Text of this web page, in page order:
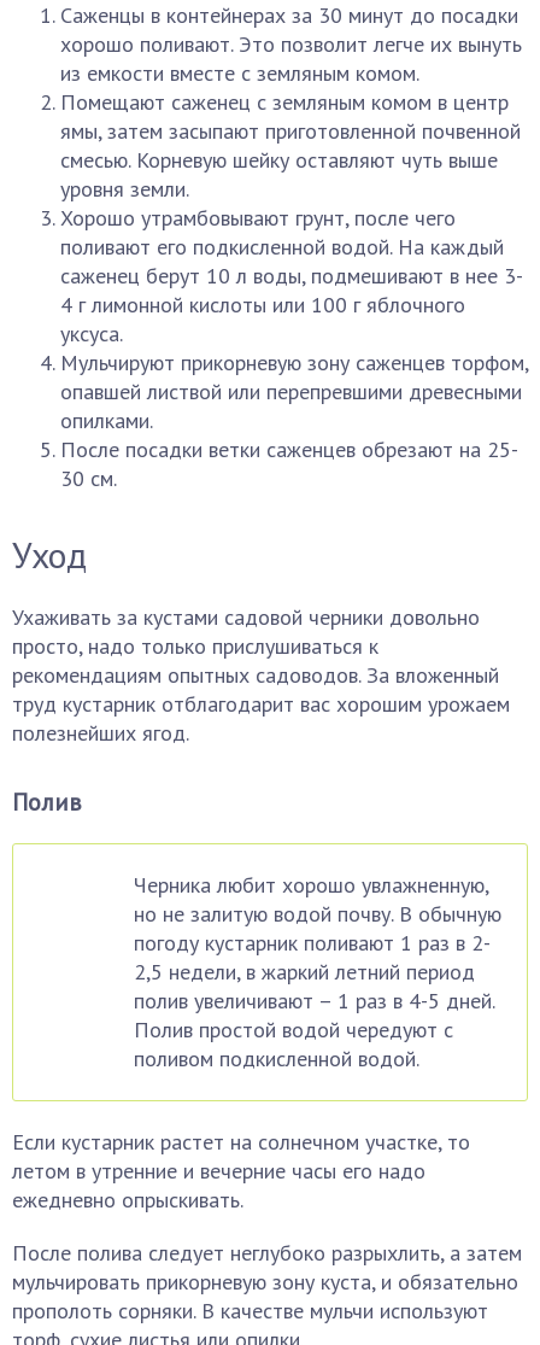
Саженцы в контейнерах за 30 минут до посадки
хорошо поливают. Это позволит легче их вынуть
из емкости вместе с земляным комом.
Помещают саженец с земляным комом в центр
ямы, затем засыпают приготовленной почвенной
смесью. Корневую шейку оставляют чуть выше
уровня земли.
Хорошо утрамбовывают грунт, после чего
поливают его подкисленной водой. На каждый
саженец берут 10 л воды, подмешивают в нее 3-
4 г лимонной кислоты или 100 г яблочного
уксуса.
Мульчируют прикорневую зону саженцев торфом,
опавшей листвой или перепревшими древесными
опилками.
После посадки ветки саженцев обрезают на 25-
30 см.
Уход
Ухаживать за кустами садовой черники довольно
просто, надо только прислушиваться к
рекомендациям опытных садоводов. За вложенный
труд кустарник отблагодарит вас хорошим урожаем
полезнейших ягод.
Полив
Черника любит хорошо увлажненную,
но не залитую водой почву. В обычную
погоду кустарник поливают 1 раз в 2-
2,5 недели, в жаркий летний период
полив увеличивают – 1 раз в 4-5 дней.
Полив простой водой чередуют с
поливом подкисленной водой.
Если кустарник растет на солнечном участке, то
летом в утренние и вечерние часы его надо
ежедневно опрыскивать.
После полива следует неглубоко разрыхлить, а затем
мульчировать прикорневую зону куста, и обязательно
прополоть сорняки. В качестве мульчи используют